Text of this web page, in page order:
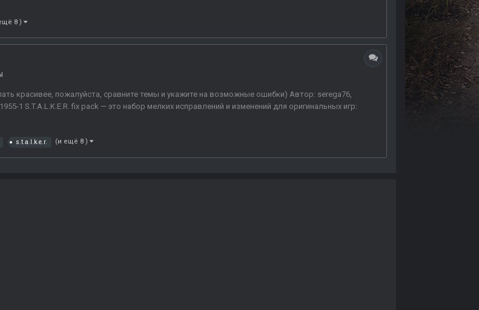
8 )
красивее, пожалуйста, сравните темы и укажите на возможные ошибки) Автор: serega76,
1 S.T.A.L.K.E.R. fix pack — это набор мелких исправлений и изменений для оригинальных игр:
s.t.a.l.k.e.r. (и ещё 8 )